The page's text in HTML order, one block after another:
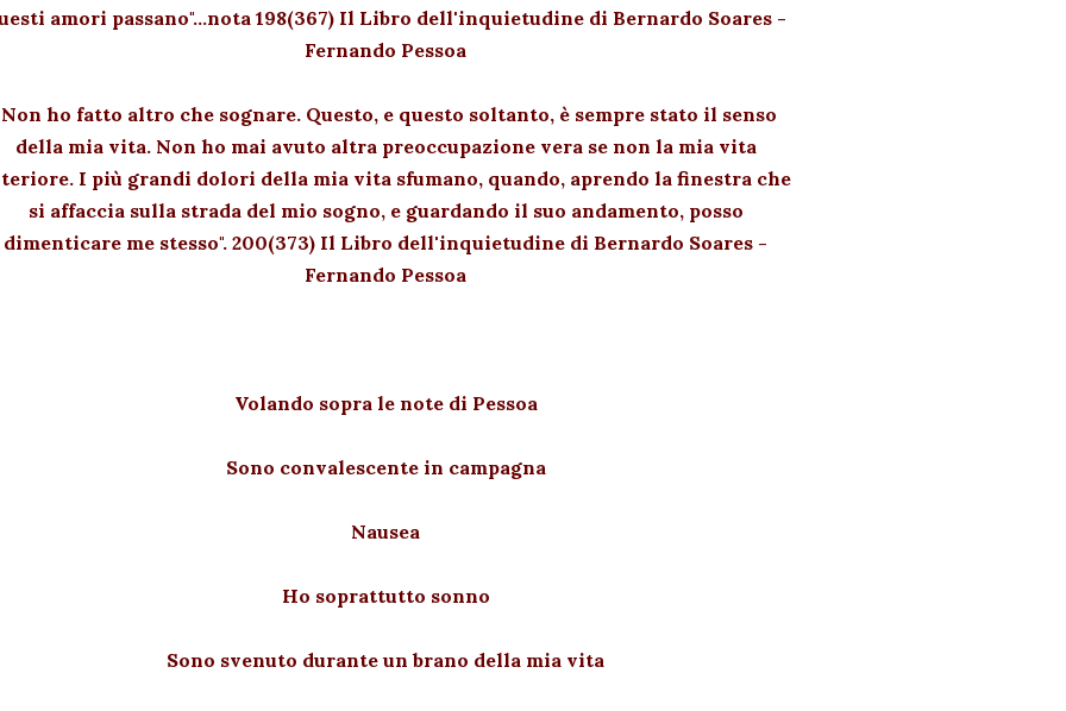
amori passano"...nota 198(367) Il Libro dell'inquietudine di Bernardo Soares -
Fernando Pessoa
ho fatto altro che sognare. Questo, e questo soltanto, è sempre stato il senso
della mia vita. Non ho mai avuto altra preoccupazione vera se non la mia vita
I più grandi dolori della mia vita sfumano, quando, aprendo la finestra che
si affaccia sulla strada del mio sogno, e guardando il suo andamento, posso
dimenticare me stesso". 200(373) Il Libro dell'inquietudine di Bernardo Soares -
Fernando Pessoa
Volando sopra le note di Pessoa
Sono convalescente in campagna
Nausea
Ho soprattutto sonno
Sono svenuto durante un brano della mia vita